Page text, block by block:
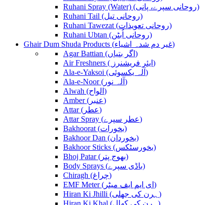
Ruhani Spray (Water) (روحانی سپرے، پانی)
Ruhani Tail (روحانی تیل)
Ruhani Tawezat (روحانی تعویذات)
Ruhani Ubtan (روحانی اُبٹن)
Ghair Dum Shuda Products (غیر دم شدہ اشیاء)
Agar Battian (اگر بتیاں)
Air Freshners ( ایئر فریشنرز)
Ala-e-Yaksoi (آلہ یکسوئی)
Ala-e-Noor (آلہ نور)
Alwah (الواح)
Amber (عنبر)
Attar (عطر)
Attar Spray (عطر سپرے)
Bakhoorat (بخورات)
Bakhoor Dan (بخوردان)
Bakhoor Sticks (بخورسٹکس)
Bhoj Patar (بھوج پتر)
Body Sprays (باڈی سپرے)
Chiragh (چراغ)
EMF Meter (ای ایم ایف میٹر)
Hiran Ki Jhilli (ہرن کی جھلی)
Hiran Ki Khal (ہرن کی کھال)